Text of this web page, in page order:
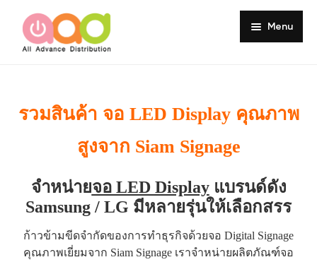
Menu
Portfolio
Knowledge
รวมสินค้า จอ LED Display คุณภาพ
สูงจาก Siam Signage
จำหน่ายจอ LED Displayแบรนด์ดัง
Samsung / LG มีหลายรุ่นให้เลือกสรร
ก้าวข้ามขีดจำกัดของการทำธุรกิจด้วยจอ Digital Signage
คุณภาพเยี่ยมจาก Siam Signage เราจำหน่ายผลิตภัณฑ์จอ